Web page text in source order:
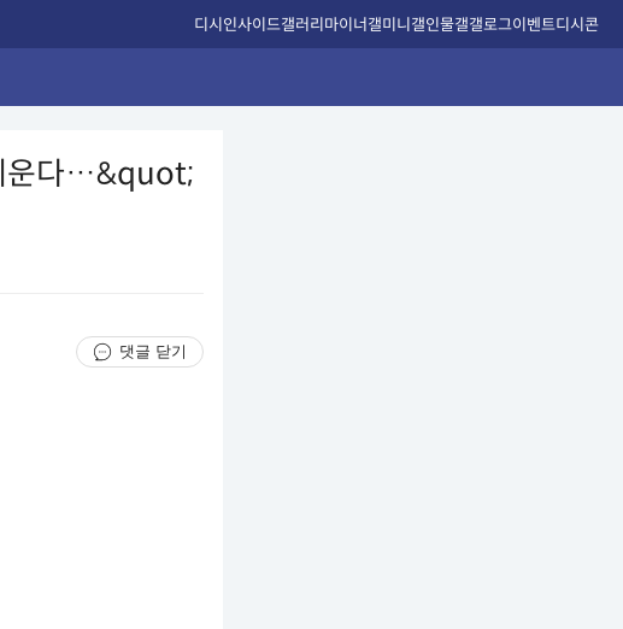
디시인사이드갤러리마이너갤미니갤인물갤갤로그이벤트디시콘
운다…&quot;
댓글 닫기